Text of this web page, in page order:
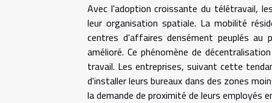
Avec l'adoption croissante du télétravail,
leur organisation spatiale. La mobilité
centres d'affaires densément peuplés
amélioré. Ce phénomène de
travail. Les entreprises, suivant cette
d'installer leurs bureaux dans des zones
la demande de proximité de leurs employés